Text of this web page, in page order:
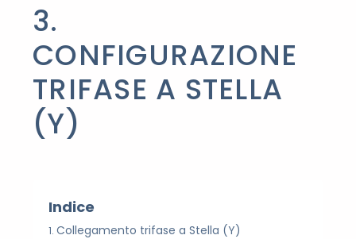
3.
CONFIGURAZIONE
TRIFASE A STELLA
(Y)
Indice
Collegamento trifase a Stella (Y)